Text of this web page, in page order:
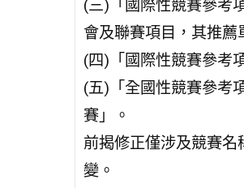
(三)「國際性競賽參考
會及聯賽項目，其推薦
(四)「國際性競賽參考
(五)「全國性競賽參考
賽」。
前揭修正僅涉及競賽
變。